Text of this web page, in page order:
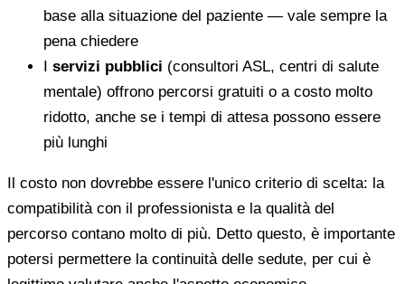
base alla situazione del paziente — vale sempre la
pena chiedere
I servizi pubblici (consultori ASL, centri di salute
mentale) offrono percorsi gratuiti o a costo molto
ridotto, anche se i tempi di attesa possono essere
più lunghi
Il costo non dovrebbe essere l'unico criterio di scelta: la
compatibilità con il professionista e la qualità del
percorso contano molto di più. Detto questo, è importante
potersi permettere la continuità delle sedute, per cui è